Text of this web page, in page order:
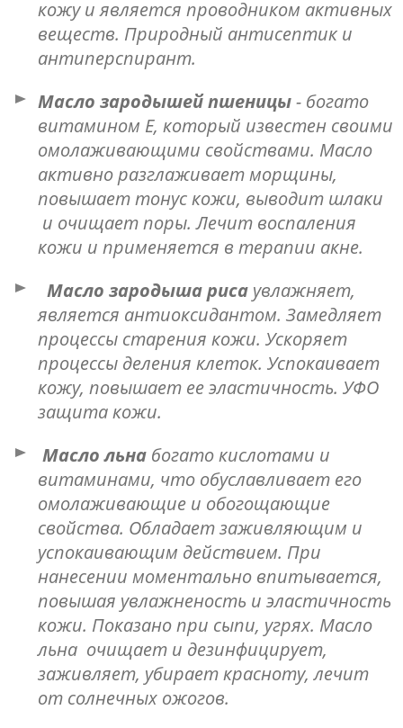
кожу и является проводником активных
веществ. Природный антисептик и
антиперспирант.
Масло зародышей пшеницы- богато
витамином Е, который известен своими
омолаживающими свойствами. Масло
активно разглаживает морщины,
повышает тонус кожи, выводит шлаки
и очищает поры. Лечит воспаления
кожи и применяется в терапии акне.
Масло зародыша риса увлажняет,
является антиоксидантом. Замедляет
процессы старения кожи. Ускоряет
процессы деления клеток. Успокаивает
кожу, повышает ее эластичность. УФО
защита кожи.
Масло льна богато кислотами и
витаминами, что обуславливает его
омолаживающие и обогощающие
свойства. Обладает заживляющим и
успокаивающим действием. При
нанесении моментально впитывается,
повышая увлажненость и эластичность
кожи. Показано при сыпи, угрях. Масло
льна очищает и дезинфицирует,
заживляет, убирает красноту, лечит
от солнечных ожогов.